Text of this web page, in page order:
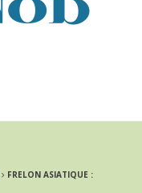
FRELON ASIATIQUE :